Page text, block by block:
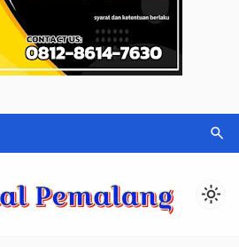
search
light_mode